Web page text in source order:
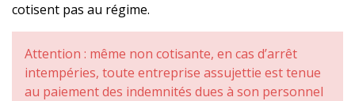
cotisent pas au régime.
Attention : même non cotisante, en cas d’arrêt
intempéries, toute entreprise assujettie est tenue
au paiement des indemnités dues à son personnel